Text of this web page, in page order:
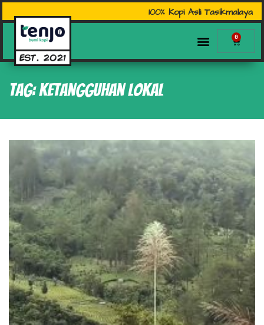
100% Kopi Asli Tasikmalaya
0
Tag: Ketangguhan Lokal